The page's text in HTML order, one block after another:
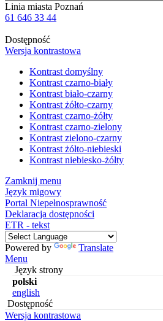
Linia miasta Poznań
61 646 33 44
Dostępność
Wersja kontrastowa
Kontrast domyślny
Kontrast czarno-biały
Kontrast biało-czarny
Kontrast żółto-czarny
Kontrast czarno-żółty
Kontrast czarno-zielony
Kontrast zielono-czarny
Kontrast żółto-niebieski
Kontrast niebiesko-żółty
Zamknij menu
Język migowy
Portal Niepełnosprawność
Deklaracja dostępności
ETR - tekst
Powered by
Translate
Menu
Język strony
polski
english
Dostępność
Wersja kontrastowa